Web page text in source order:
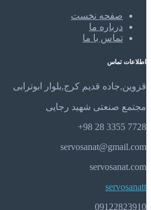
صفحه نخست
درباره ما
تماس با ما
اطلاعات تماس
قزوین,جاده قدیم کرج,بلوار ابوترابی
مجتمع صنعتی شهید رجایی
7728 3355 28 98+
servosanat@gmail.com
servosanat.com
servosanatt
09122823910